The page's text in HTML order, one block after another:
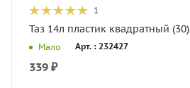
1
Таз 14л пластик квадратный (30)
Мало Арт. : 232427
339 ₽